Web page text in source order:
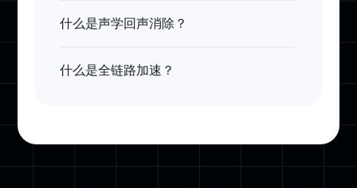
什么是声学回声消除？
什么是全链路加速？